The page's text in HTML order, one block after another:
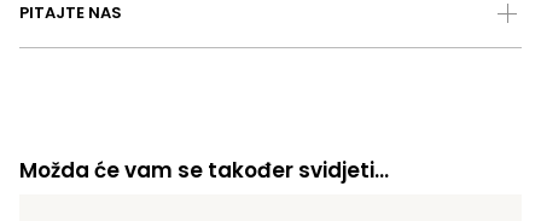
PITAJTE NAS
Možda će vam se također svidjeti…